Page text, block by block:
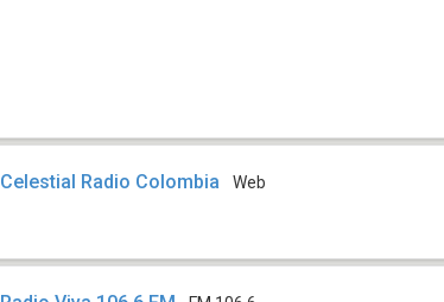
Celestial Radio Colombia Web